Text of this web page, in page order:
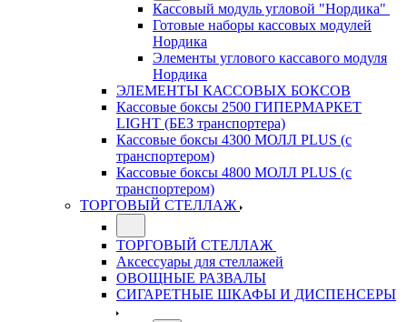
Кассовый модуль угловой "Нордика"
Готовые наборы кассовых модулей
Нордика
Элементы углового кассавого модуля
Нордика
ЭЛЕМЕНТЫ КАССОВЫХ БОКСОВ
Кассовые боксы 2500 ГИПЕРМАРКЕТ
LIGHT (БЕЗ транспортера)
Кассовые боксы 4300 МОЛЛ PLUS (с
транспортером)
Кассовые боксы 4800 МОЛЛ PLUS (с
транспортером)
ТОРГОВЫЙ СТЕЛЛАЖ
ТОРГОВЫЙ СТЕЛЛАЖ
Аксессуары для стеллажей
ОВОЩНЫЕ РАЗВАЛЫ
СИГАРЕТНЫЕ ШКАФЫ И ДИСПЕНСЕРЫ